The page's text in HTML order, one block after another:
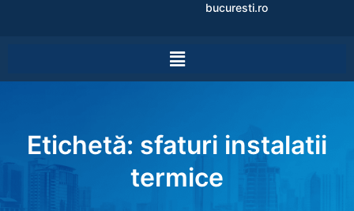
bucuresti.ro
Etichetă: sfaturi instalatii
termice